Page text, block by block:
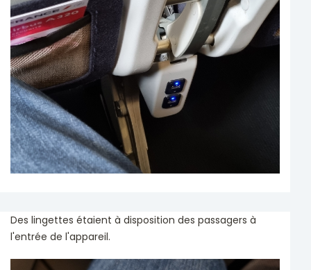
Des lingettes étaient à disposition des passagers à
l'entrée de l'appareil.